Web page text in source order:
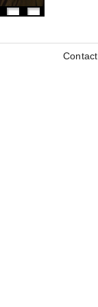
Contact